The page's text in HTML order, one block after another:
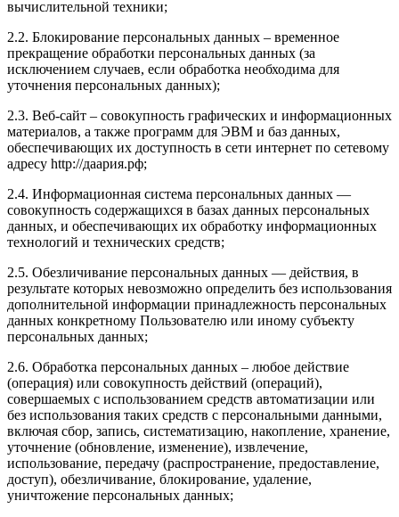
вычислительной техники;
2.2. Блокирование персональных данных – временное
прекращение обработки персональных данных (за
исключением случаев, если обработка необходима для
уточнения персональных данных);
2.3. Веб-сайт – совокупность графических и информационных
материалов, а также программ для ЭВМ и баз данных,
обеспечивающих их доступность в сети интернет по сетевому
адресу http://даария.рф;
2.4. Информационная система персональных данных —
совокупность содержащихся в базах данных персональных
данных, и обеспечивающих их обработку информационных
технологий и технических средств;
2.5. Обезличивание персональных данных — действия, в
результате которых невозможно определить без использования
дополнительной информации принадлежность персональных
данных конкретному Пользователю или иному субъекту
персональных данных;
2.6. Обработка персональных данных – любое действие
(операция) или совокупность действий (операций),
совершаемых с использованием средств автоматизации или
без использования таких средств с персональными данными,
включая сбор, запись, систематизацию, накопление, хранение,
уточнение (обновление, изменение), извлечение,
использование, передачу (распространение, предоставление,
доступ), обезличивание, блокирование, удаление,
уничтожение персональных данных;